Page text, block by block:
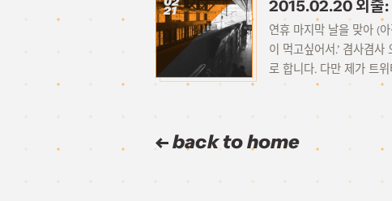
21 2015.02.20 외출:
연휴 마지막 날을 맞아 (
이 먹고싶어서.’ 겸사겸
로 합니다. 다만 제가 트
back to home